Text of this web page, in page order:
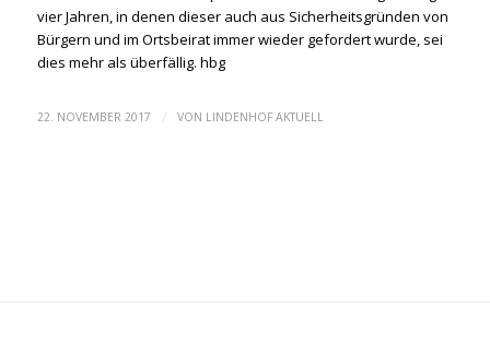
vier Jahren, in denen dieser auch aus Sicherheitsgründen von
Bürgern und im Ortsbeirat immer wieder gefordert wurde, sei
dies mehr als überfällig. hbg
22. NOVEMBER 2017 / VON LINDENHOF AKTUELL